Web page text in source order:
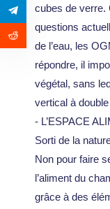
cubes de verre.
questions
de l’eau, les
répondre, il
végétal, sans
vertical à
- L’ESPACE
Sorti de la
Non pour faire
l’aliment du
grâce à des